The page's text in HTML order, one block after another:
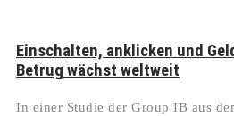
Einschalten, anklicken und
Betrug wächst weltweit
In einer Studie der Group IB aus